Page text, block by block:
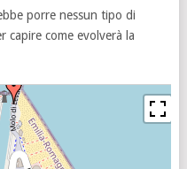
porre nessun tipo di
capire come evolverà la